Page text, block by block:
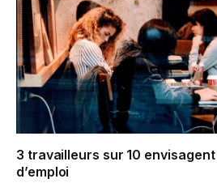
3 travailleurs sur 10
d’emploi